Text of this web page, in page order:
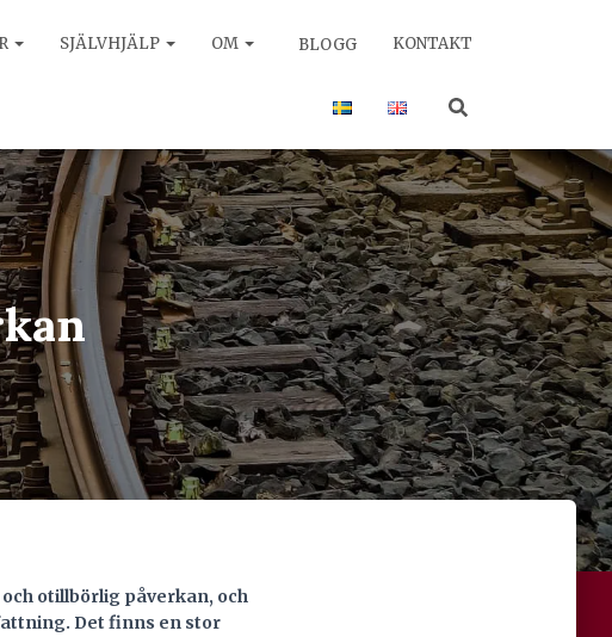
SJÄLVHJÄLP OM BLOGG KONTAKT
otillbörlig påverkan, och
Det finns en stor